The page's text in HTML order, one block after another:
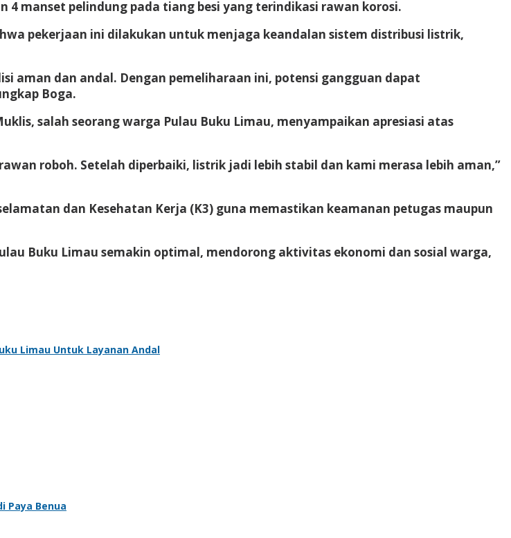
manset pelindung pada tiang besi yang terindikasi rawan korosi.
pekerjaan ini dilakukan untuk menjaga keandalan sistem distribusi listrik,
aman dan andal. Dengan pemeliharaan ini, potensi gangguan dapat
Boga.
salah seorang warga Pulau Buku Limau, menyampaikan apresiasi atas
roboh. Setelah diperbaiki, listrik jadi lebih stabil dan kami merasa lebih aman,”
dan Kesehatan Kerja (K3) guna memastikan keamanan petugas maupun
Buku Limau semakin optimal, mendorong aktivitas ekonomi dan sosial warga,
Limau Untuk Layanan Andal
Paya Benua